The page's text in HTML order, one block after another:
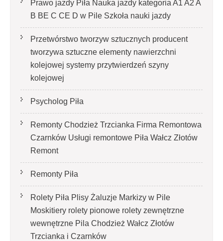
Prawo jazdy Piła Nauka jazdy kategoria A1 A2 A
B BE C CE D‎ w Pile Szkoła nauki jazdy
Przetwórstwo tworzyw sztucznych producent
tworzywa sztuczne elementy nawierzchni
kolejowej systemy przytwierdzeń szyny
kolejowej
Psycholog Piła
Remonty Chodzież Trzcianka Firma Remontowa
Czarnków Usługi remontowe Piła Wałcz Złotów
Remont
Remonty Piła
Rolety Piła Plisy Żaluzje Markizy w Pile
Moskitiery rolety pionowe rolety zewnętrzne
wewnętrzne Pila Chodzież Wałcz Złotów
Trzcianka i Czarnków